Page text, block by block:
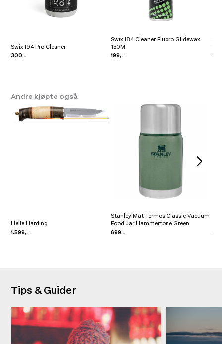
Swix I94 Pro Cleaner
300,-
Swix I84 Cleaner Fluoro Glidewax
150M
199,-
Andre kjøpte også
Helle Harding
1.599,-
Stanley Mat Termos Classic Vacuum
Food Jar Hammertone Green
699,- 99,-
Tips & Guider